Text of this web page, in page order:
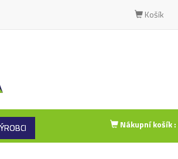
Košík
Nákupní košík :